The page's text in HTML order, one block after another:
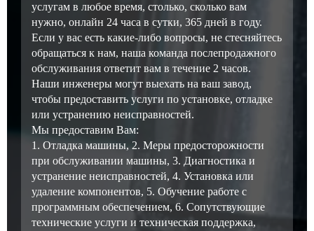
услугам в любое время, столько, сколько вам
нужно, онлайн 24 часа в сутки, 365 дней в году.
Если у вас есть какие-либо вопросы, не стесняйтесь
обращаться к нам, наша команда послепродажного
обслуживания ответит вам в течение 2 часов.
Наши инженеры могут выехать на ваш завод,
чтобы предоставить услуги по установке, отладке
или устранению неисправностей.
Мы предоставим Вам:
1. Отладка машины, 2. Меры предосторожности
при обслуживании машины, 3. Диагностика и
устранение неисправностей, 4. Установка или
удаление компонентов, 5. Обучение работе с
программным обеспечением, 6. Сопутствующие
технические услуги и техническая поддержка,